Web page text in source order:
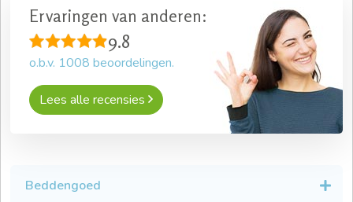
Ervaringen van anderen:
9.8
o.b.v. 1008 beoordelingen.
Lees alle recensies
Beddengoed